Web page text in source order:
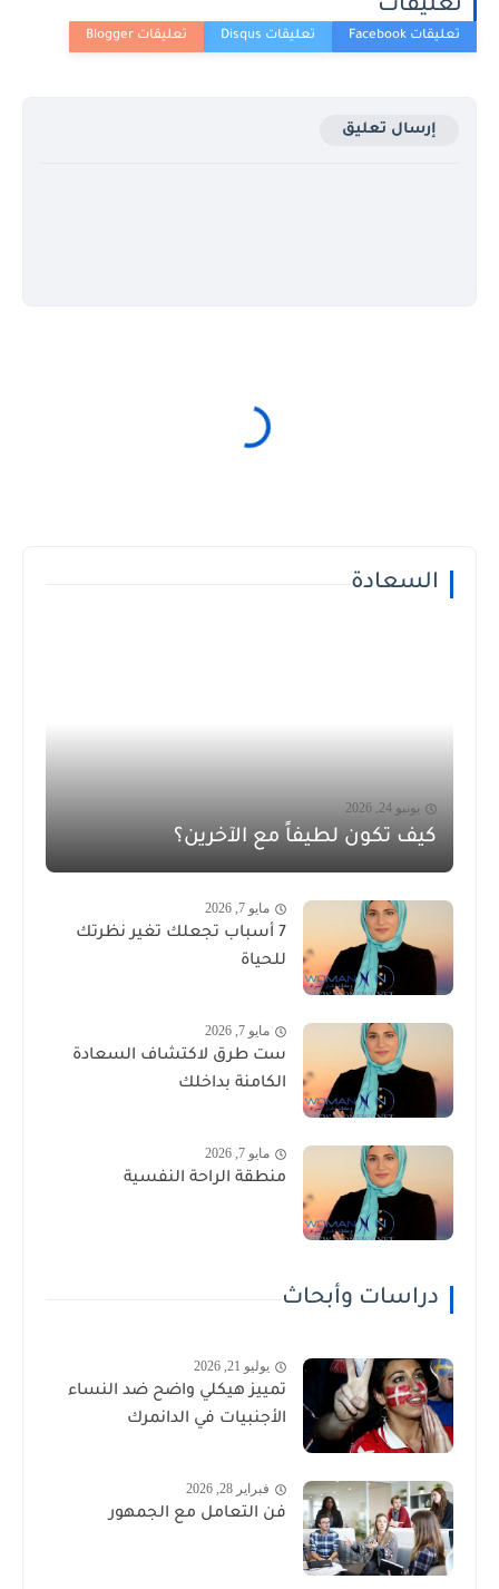
تعليقات
إرسال تعليق
السعادة
يونيو 24, 2026
كيف تكون لطيفاً مع الآخرين؟
مايو 7, 2026
7 أسباب تجعلك تغير نظرتك
للحياة
مايو 7, 2026
ست طرق لاكتشاف السعادة
الكامنة بداخلك
مايو 7, 2026
منطقة الراحة النفسية
دراسات وأبحاث
يوليو 21, 2026
تمييز هيكلي واضح ضد النساء
الأجنبيات في الدانمرك
فبراير 28, 2026
فن التعامل مع الجمهور